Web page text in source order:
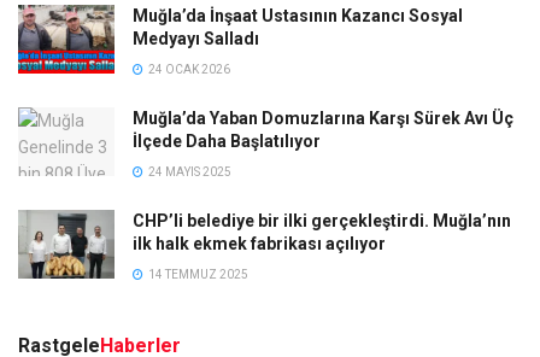
Muğla’da İnşaat Ustasının Kazancı Sosyal
Medyayı Salladı
24 OCAK 2026
Muğla’da Yaban Domuzlarına Karşı Sürek Avı Üç
İlçede Daha Başlatılıyor
24 MAYIS 2025
CHP’li belediye bir ilki gerçekleştirdi. Muğla’nın
ilk halk ekmek fabrikası açılıyor
14 TEMMUZ 2025
RastgeleHaberler